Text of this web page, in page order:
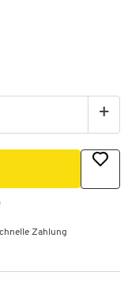
+
Zahlung